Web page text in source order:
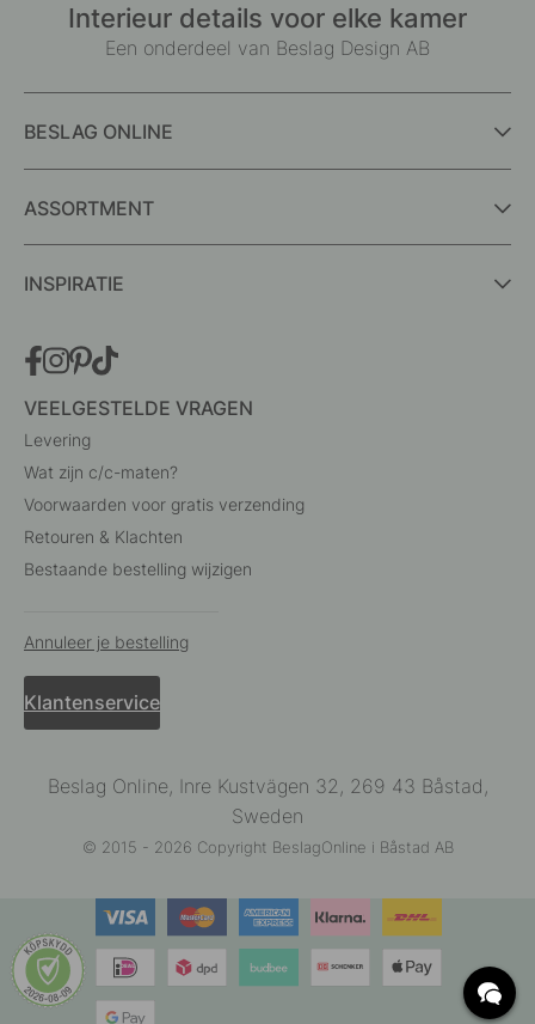
Interieur details voor elke kamer
Een onderdeel van Beslag Design AB
BESLAG ONLINE
ASSORTMENT
INSPIRATIE
VEELGESTELDE VRAGEN
Levering
Wat zijn c/c-maten?
Voorwaarden voor gratis verzending
Retouren & Klachten
Bestaande bestelling wijzigen
Annuleer je bestelling
Klantenservice
Beslag Online, Inre Kustvägen 32, 269 43 Båstad,
Sweden
© 2015 - 2026 Copyright BeslagOnline i Båstad AB